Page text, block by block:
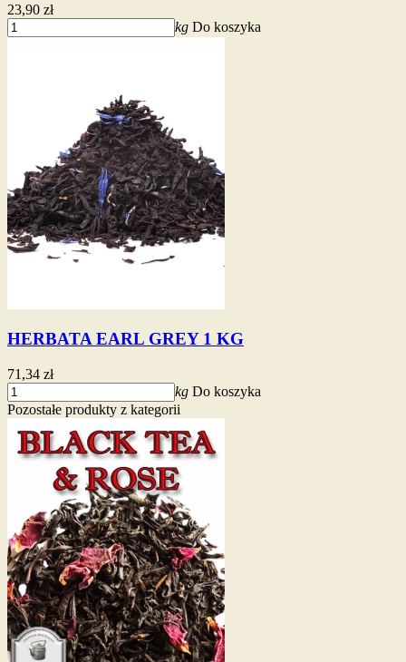
23,90 zł
kg Do koszyka
HERBATA EARL GREY 1 KG
71,34 zł
kg Do koszyka
Pozostałe produkty z kategorii